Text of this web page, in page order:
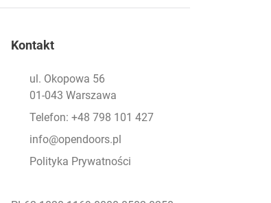
Kontakt
ul. Okopowa 56
01-043 Warszawa
Telefon: +48 798 101 427
info@opendoors.pl
Polityka Prywatności